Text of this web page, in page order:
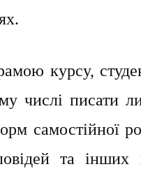
студенти
числі писати
самостійної
та